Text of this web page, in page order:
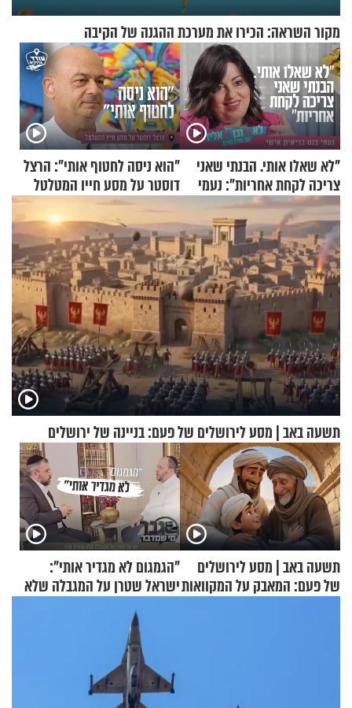
מקור השראה: הכירו את מערכת ההגנה של הקיבה
"לא שאלו אותי. הבנתי שאני
צריכה לקחת אחריות": נעמי
בנט בריאיון אישי
"הוא ניסה לחטוף אותי": הרצל
דוסטר על מסע חייו המטלטל
תשעה באב | מסע לירושלים של פעם: בניינה של ירושלים
תשעה באב | מסע לירושלים
של פעם: המאבק על המקוואות
"הגמגום לא מגדיר אותי":
ישראל שטרן על המגבלה שלא
עוצרת אותו